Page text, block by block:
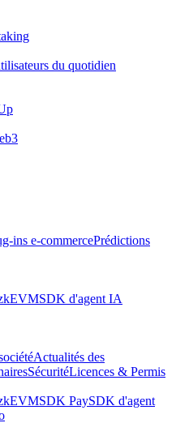
du quotidien
ins e-commercePrédictions
SDK d'agent IA
Actualités des
SécuritéLicences & Permis
SDK PaySDK d'agent